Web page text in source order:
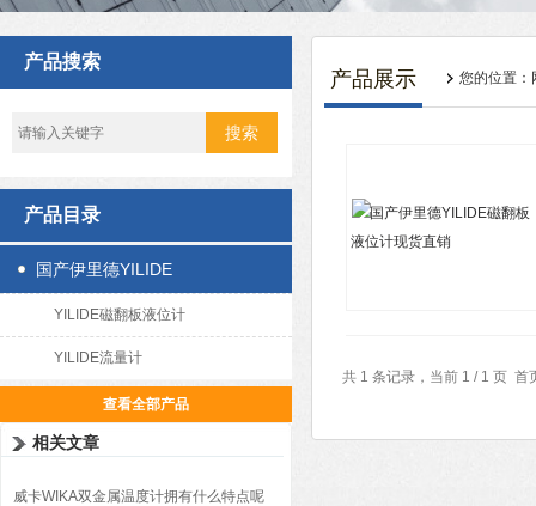
产品搜索
产品目录
国产伊里德YILIDE
YILIDE磁翻板液位计
YILIDE流量计
查看全部产品
相关文章
威卡WIKA双金属温度计拥有什么特点呢
产品展示 您的位置：
共 1 条记录，当前 1 / 1 页